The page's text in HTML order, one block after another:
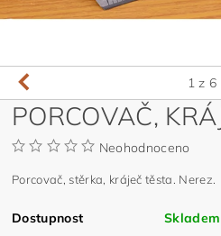
1 z 6
PORCOVAČ,
Neohodnoceno
Porcovač, stěrka, kráječ těsta. Nerez.
Dostupnost
Skladem